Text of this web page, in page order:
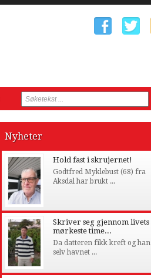
Nyheter
Hold fast i skrujernet!
Godtfred Myklebust (68) fra
Aksdal har brukt ...
Skriver seg gjennom livets
mørkeste time...
Da datteren fikk kreft og han
selv havnet ...